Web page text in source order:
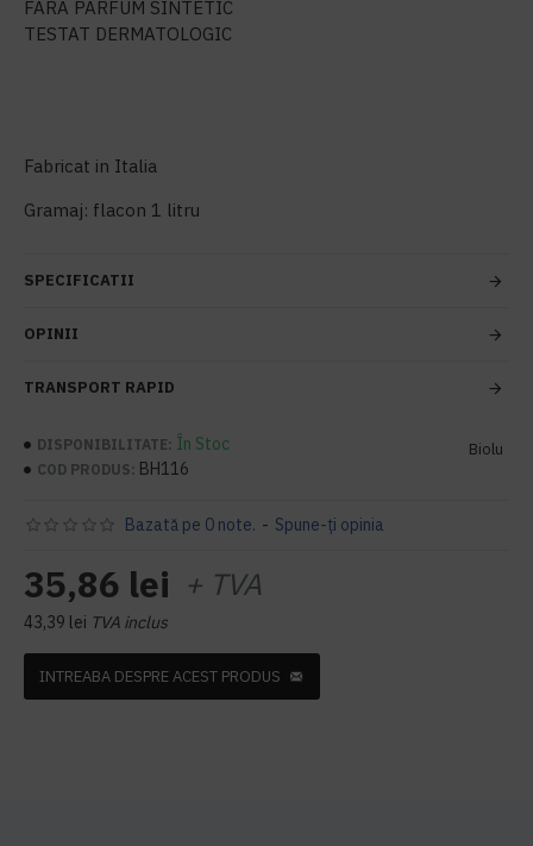
FARA PARFUM SINTETIC
TESTAT DERMATOLOGIC
Fabricat in Italia
Gramaj: flacon 1 litru
SPECIFICATII
OPINII
TRANSPORT RAPID
DISPONIBILITATE: În Stoc
COD PRODUS: BH116
Biolu
Bazată pe 0 note. - Spune-ţi opinia
35,86 lei + TVA
43,39 lei TVA inclus
INTREABA DESPRE ACEST PRODUS